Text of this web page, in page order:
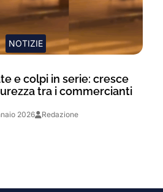
NOTIZIE
e colpi in serie: cresce
tra i commercianti
2026 Redazione